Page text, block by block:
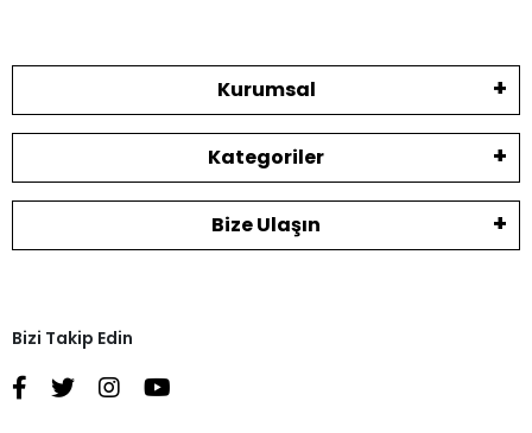
Kurumsal
Kategoriler
Bize Ulaşın
Bizi Takip Edin